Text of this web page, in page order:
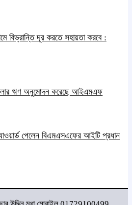
বিভ্রান্তি দূর করতে সহায়তা করবে :
ডলার ঋণ অনুমোদন করেছে আইএমএফ
পেলেন বিএমএসএফের আইটি প্রধান